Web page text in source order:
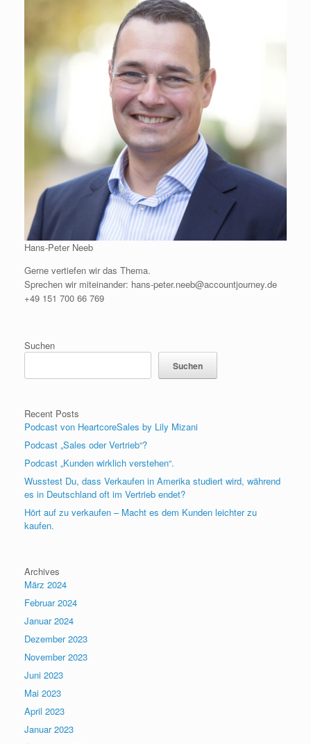
Hans-Peter Neeb
Gerne vertiefen wir das Thema.
Sprechen wir miteinander: hans-peter.neeb@accountjourney.de
+49 151 700 66 769
Suchen
Suchen
Recent Posts
Podcast von HeartcoreSales by Lily Mizani
Podcast „Sales oder Vertrieb“?
Podcast „Kunden wirklich verstehen“.
Wusstest Du, dass Verkaufen in Amerika studiert wird, während
es in Deutschland oft im Vertrieb endet?
Hört auf zu verkaufen – Macht es dem Kunden leichter zu
kaufen.
Archives
März 2024
Februar 2024
Januar 2024
Dezember 2023
November 2023
Juni 2023
Mai 2023
April 2023
Januar 2023